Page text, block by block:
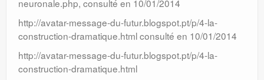
neuronale.php, consulté en 10/01/2014
http://avatar-message-du-futur.blogspot.pt/p/4-la-
construction-dramatique.html consulté en 10/01/2014
http://avatar-message-du-futur.blogspot.pt/p/4-la-
construction-dramatique.html